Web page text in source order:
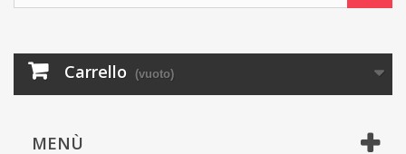
Carrello (vuoto)
MENÙ